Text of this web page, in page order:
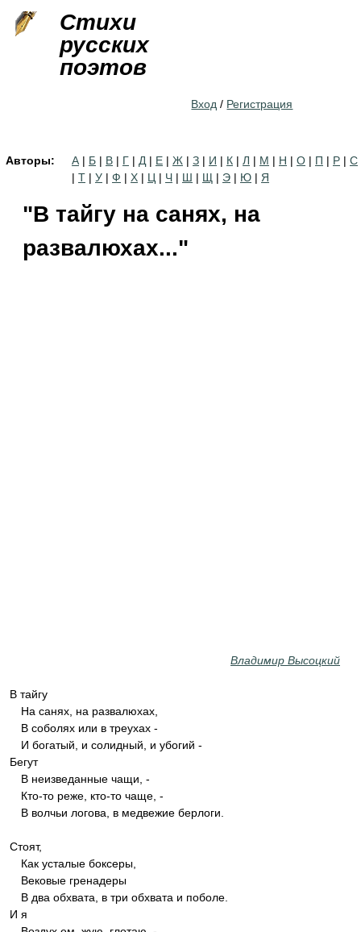
Стихи
русских
поэтов
Вход / Регистрация
Авторы: А | Б | В | Г | Д | Е | Ж | З | И | К | Л | М | Н | О | П | Р | С
| Т | У | Ф | Х | Ц | Ч | Ш | Щ | Э | Ю | Я
"В тайгу на санях, на
развалюхах..."
Владимир Высоцкий
В тайгу
На санях, на развалюхах,
В соболях или в треухах -
И богатый, и солидный, и убогий -
Бегут
В неизведанные чащи, -
Кто-то реже, кто-то чаще, -
В волчьи логова, в медвежие берлоги.
Стоят,
Как усталые боксеры,
Вековые гренадеры
В два обхвата, в три обхвата и поболе.
И я